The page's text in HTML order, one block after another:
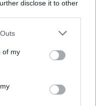
disclose it to other
one or more Google
You may click to
its third-party tags to
in below Google
of my
i slutten
i Trondheim
skirenn før VM i